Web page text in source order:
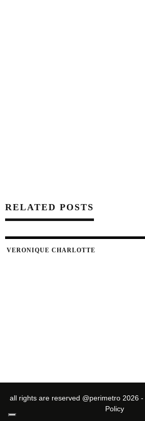
RELATED POSTS
VERONIQUE CHARLOTTE
all rights are reserved @perimetro 2026 -
Policy